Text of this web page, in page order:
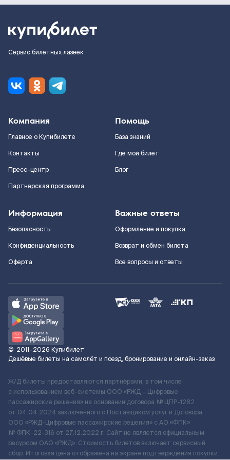
Сервис билетных лазеек
Компания
Главное о Купибилете
Контакты
Пресс-центр
Партнерская программа
Помощь
База знаний
Где мой билет
Блог
Информация
Безопасность
Конфиденциальность
Оферта
Важные ответы
Оформление и покупка
Возврат и обмен билета
Все вопросы и ответы
© 2011–2026 Купибилет
Дешёвые билеты на самолёт и поезд, бронирование и онлайн-заказ
Ж/Д билеты предоставляются партнёрами, в том числе
с использованием веб-системы ООО «РЖД – Цифровые
пассажирские решения» на основании договора № ЦПР-1282
от 04.04.2024 заключенного с Поставщиком услуг и Договора
ООО «РЖД-Цифровые пассажирские решения» c АО «ФПК»
№ ФПК-22-316 от 27.12.2022 г. Сайт не является официальным
ресурсом ОАО «РЖД». Стоимость билетов включает сервисный
сбор. Итоговая цена отображена на экране подтверждения покупки.